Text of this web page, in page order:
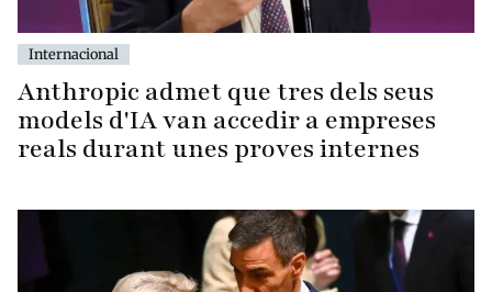
Internacional
Anthropic admet que tres dels seus
models d'IA van accedir a empreses
reals durant unes proves internes